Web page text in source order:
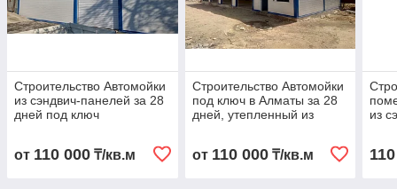
Строительство Автомойки
из сэндвич-панелей за 28
дней под ключ
от 110 000 ₸/кв.м
Строительство Автомойки
под ключ в Алматы за 28
дней, утепленный из
от 110 000₸/кв.м
из